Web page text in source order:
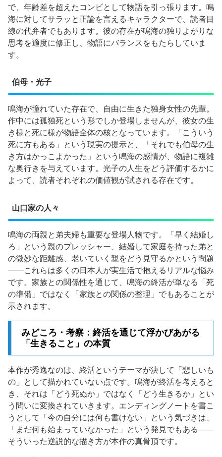
で、年齢差を超えたコンビとして物語を引っ張ります。鳴
海に対してサラッと正論を言えるキャラクターで、読者目
線の代弁者でもあります。彼の存在が鳴海の独りよがりな
思考を適度に修正し、物語にバランスをもたらしていま
す。
伯母・光子
鳴海が憧れていた存在で、自由に生きた独身女性の先輩。
作中には孤独死という形でしか登場しませんが、彼女の生
き様と死に様が物語全体の核となっています。「こういう
死に方もある」という現実の提示と、「それでも伯母の生
き方はかっこよかった」という鳴海の感情が、物語に複雑
な奥行きを与えています。光子の人生をどう評価するかに
よって、読者それぞれの価値観が試される存在です。
山口家の人々
鳴海の両親と弟夫婦も重要な登場人物です。「早く結婚し
ろ」という親のプレッシャー、結婚して家庭を持った弟と
の微妙な距離感、老いていく親をどう見守るかという問題
——これらは多くの日本人が実生活で抱えるリアルな悩み
です。家族との関係性を通じて、鳴海の終活が単なる「死
の準備」ではなく「家族との関係の整理」でもあることが
示されます。
みどころ・考察：終活を通じて浮かびあがる
「生きること」の本質
本作が秀逸なのは、終活というテーマが決して「悲しいも
の」として描かれていない点です。鳴海が終活を考えると
き、それは「どう死ぬか」ではなく「どう生きるか」とい
う問いに変換されていきます。エンディングノートを書こ
うとして「今の自分には何も書けない」という気づきは、
「まだ何も始まっていなかった」という発見でもある——
そういった逆説的な描き方が本作の真骨頂です。